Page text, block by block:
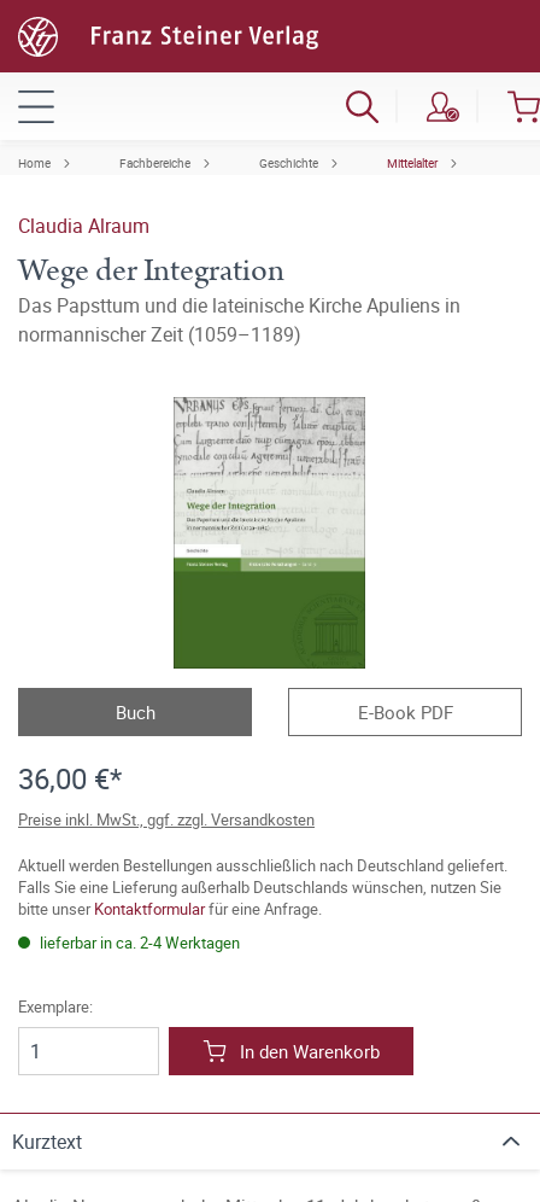
Home Fachbereiche Geschichte Mittelalter
Claudia Alraum
Wege der Integration
Das Papsttum und die lateinische Kirche Apuliens in
normannischer Zeit (1059–1189)
Buch E-Book PDF
36,00 €*
Preise inkl. MwSt., ggf. zzgl. Versandkosten
Aktuell werden Bestellungen ausschließlich nach Deutschland geliefert.
Falls Sie eine Lieferung außerhalb Deutschlands wünschen, nutzen Sie
bitte unserKontaktformularfür eine Anfrage.
lieferbar in ca. 2-4 Werktagen
Exemplare:
In den Warenkorb
Kurztext